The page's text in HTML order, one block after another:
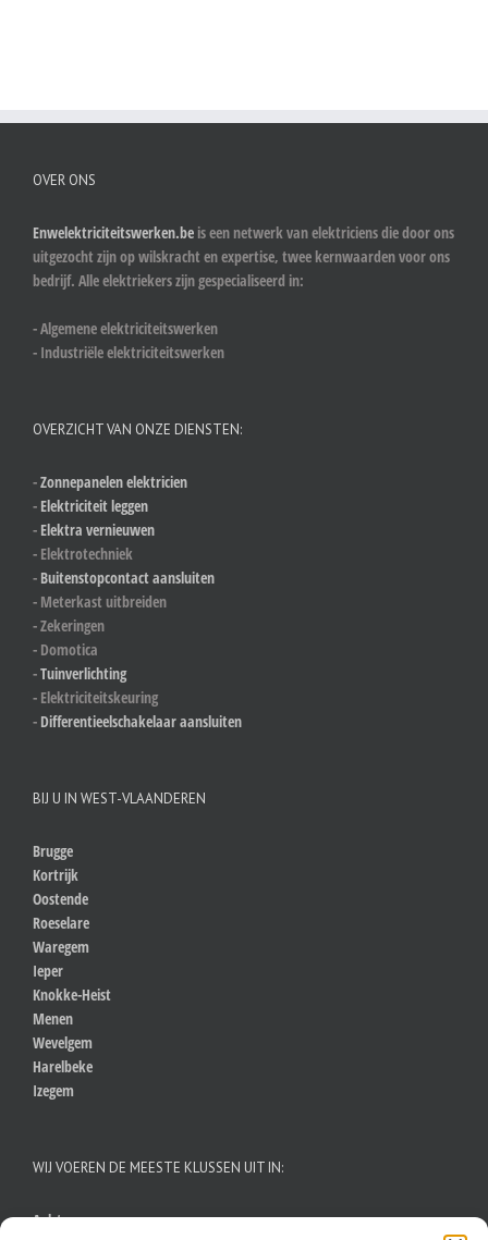
OVER ONS
Enwelektriciteitswerken.be is een netwerk van elektriciens die door ons
uitgezocht zijn op wilskracht en expertise, twee kernwaarden voor ons
bedrijf. Alle elektriekers zijn gespecialiseerd in:
- Algemene elektriciteitswerken
- Industriële elektriciteitswerken
OVERZICHT VAN ONZE DIENSTEN:
-Zonnepanelen elektricien
- Elektriciteit leggen
- Elektra vernieuwen
- Elektrotechniek
- Buitenstopcontact aansluiten
- Meterkast uitbreiden
- Zekeringen
- Domotica
-Tuinverlichting
- Elektriciteitskeuring
- Differentieelschakelaar aansluiten
BIJ U IN WEST-VLAANDEREN
Brugge
Kortrijk
Oostende
Roeselare
Waregem
Ieper
Knokke-Heist
Menen
Wevelgem
Harelbeke
Izegem
WIJ VOEREN DE MEESTE KLUSSEN UIT IN:
Aalst